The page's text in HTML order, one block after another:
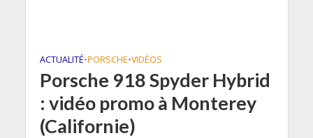
ACTUALITÉ•PORSCHE•VIDÉOS
Porsche 918 Spyder Hybrid
: vidéo promo à Monterey
(Californie)